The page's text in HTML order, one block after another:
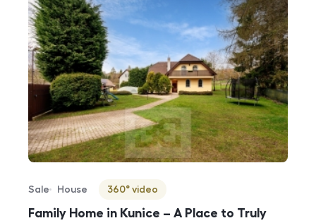
Family Home in Kunice – A Place to Truly
Offer type
Sale
Property type
House
Virtuální prohlídka
360° video